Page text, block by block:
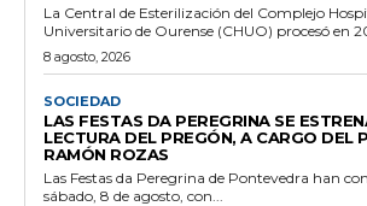
La Central de Esterilización del Complejo
Universitario de Ourense (CHUO) procesó en
8 agosto, 2026
SOCIEDAD
LAS FESTAS DA PEREGRINA SE
LECTURA DEL PREGÓN, A CARGO DEL
RAMÓN ROZAS
Las Festas da Peregrina de Pontevedra han
sábado, 8 de agosto, con...